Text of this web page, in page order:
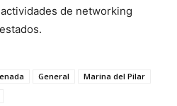
de networking
General
Marina del Pilar